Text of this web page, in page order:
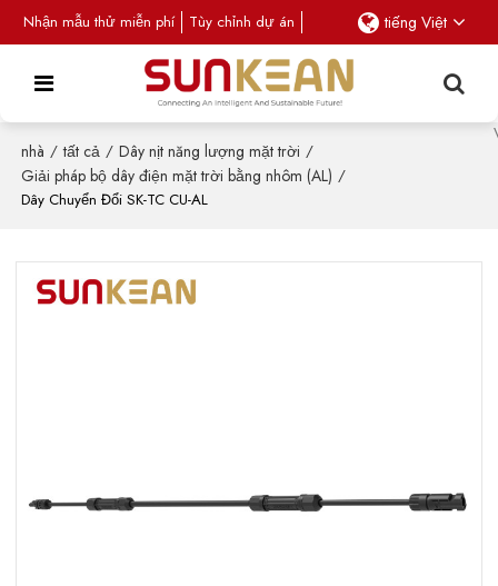
Nhận mẫu thử miễn phí Tùy chỉnh dự án tiếng Việt
nhà / tất cả / Dây nịt năng lượng mặt trời /
Giải pháp bộ dây điện mặt trời bằng nhôm (AL) /
Dây Chuyển Đổi SK-TC CU-AL